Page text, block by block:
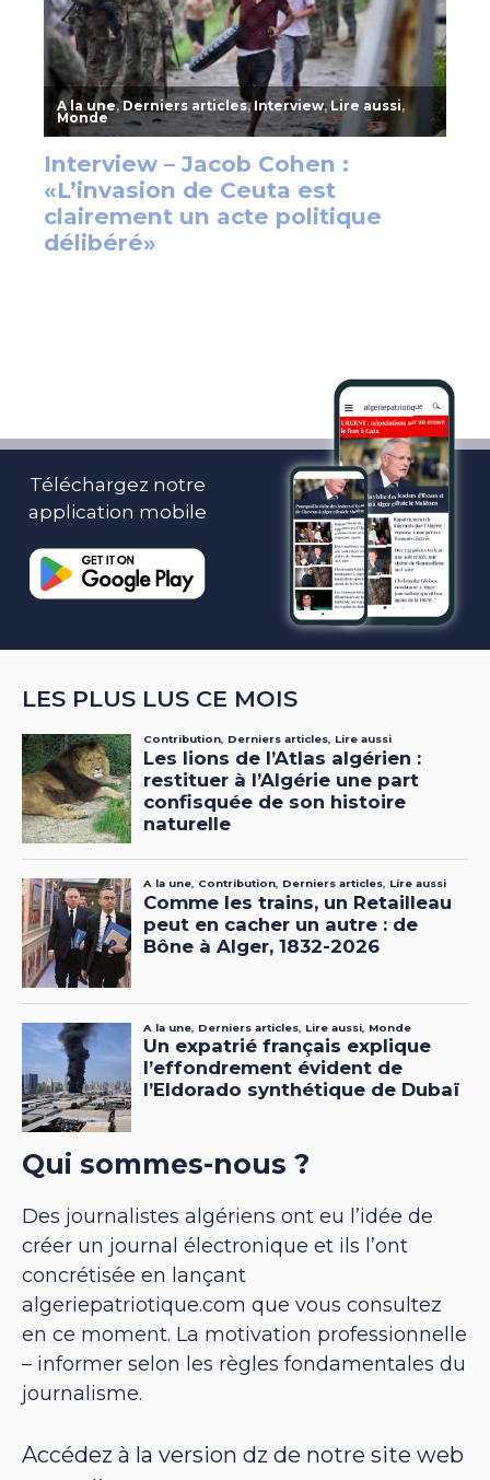
Téléchargez notre
application mobile
LES PLUS LUS CE MOIS
Qui sommes-nous ?
Des journalistes algériens ont eu l’idée de
créer un journal électronique et ils l’ont
concrétisée en lançant
algeriepatriotique.com que vous consultez
en ce moment. La motivation professionnelle
– informer selon les règles fondamentales du
journalisme.
Accédez à la version dz de notre site web